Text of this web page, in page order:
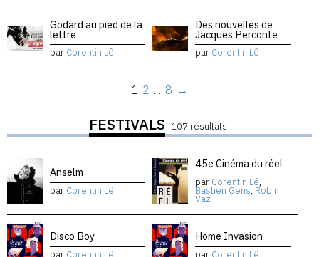
Godard au pied de la
lettre
par Corentin Lê
Des nouvelles de
Jacques Perconte
par Corentin Lê
1 2 … 8 →
FESTIVALS 107 résultats
Anselm
par Corentin Lê
45e Cinéma du réel
par Corentin Lê,
Bastien Gens, Robin
Vaz
Disco Boy
par Corentin Lê
Home Invasion
par Corentin Lê